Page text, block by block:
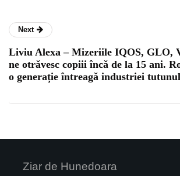
Next
Liviu Alexa – Mizeriile IQOS, GLO,
ne otrǎvesc copiii încǎ de la 15 ani.
o generație întreagǎ industriei
Ziar de Hunedoara